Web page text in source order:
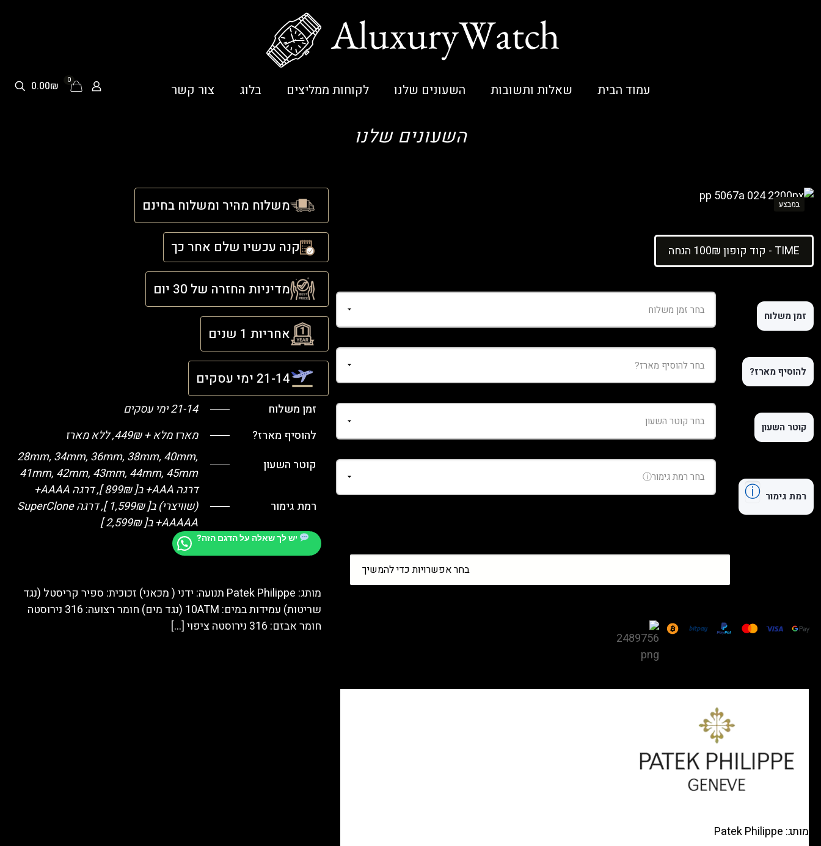
עמוד הבית שאלות ותשובות השעונים שלנו לקוחות ממליצים בלוג צור קשר
0
0.00₪
השעונים שלנו
במבצע
קוד קופון 100₪ הנחה - TIME
זמן משלוח
להוסיף מארז?
קוטר השעון
רמת גימור ⓘ
Philippe
rubber
בחר אפשרויות כדי להמשיך
מותג: Patek Philippe
משלוח מהיר ומשלוח בחינם
קנה עכשיו שלם אחר כך
מדיניות החזרה של 30 יום
אחריות 1 שנים
21-14 ימי עסקים
זמן משלוח
21-14 ימי עסקים
להוסיף מארז?
מארז מלא + 449₪, ללא מארז
קוטר השעון
28mm, 34mm, 36mm, 38mm, 40mm,
41mm, 42mm, 43mm, 44mm, 45mm
רמת גימור
דרגה AAA+ ב[ 899₪ ], דרגה AAAA+
(שוויצרי) ב[ 1,599₪ ], דרגה SuperClone
+AAAAA ב[ 2,599₪ ]
יש לך שאלה על הדגם הזה?
מותג: Patek Philippe תנועה: ידני ( מכאני) זכוכית: ספיר קריסטל (נגד
שריטות) עמידות במים: 10ATM (נגד מים) חומר רצועה: 316 נירוסטה
חומר אבזם: 316 נירוסטה ציפוי
[…]